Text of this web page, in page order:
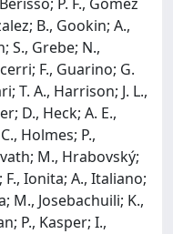
B., Gookin; A.,
S., Grebe; N.,
F., Guarino; G.
T. A., Harrison; J. L.,
D., Heck; A. E.,
Holmes; P.,
M., Hrabovský;
F., Ionita; A., Italiano;
M., Josebachuili; K.,
P., Kasper; I.,